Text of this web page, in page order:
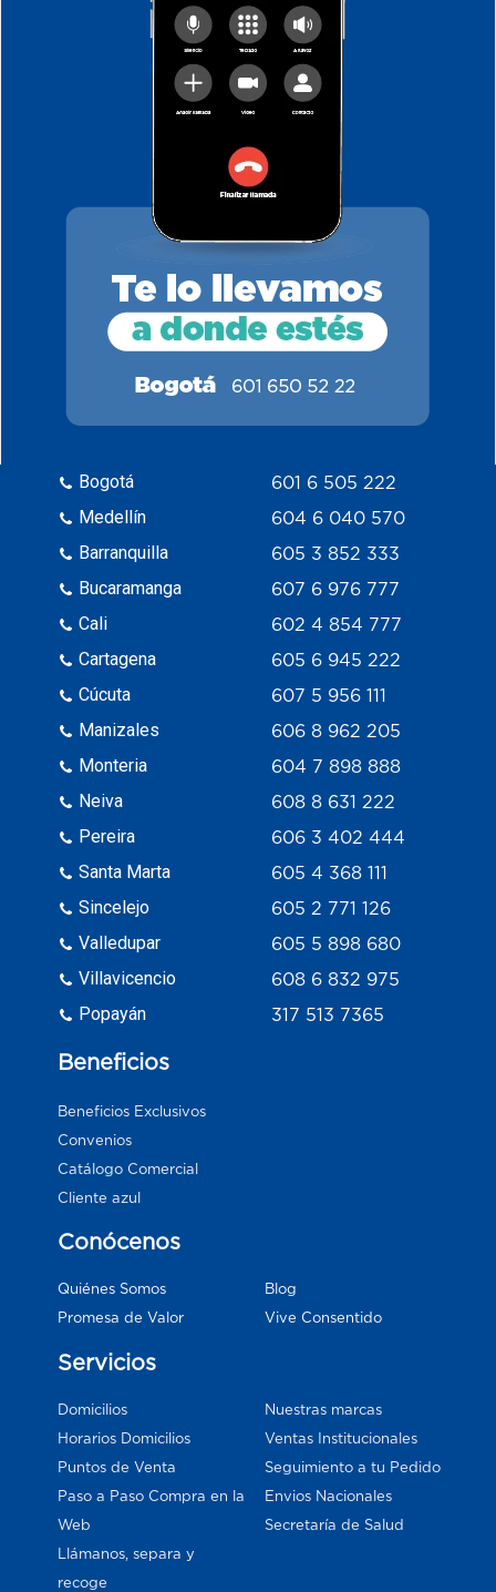
Bogotá
Medellín
Barranquilla
Bucaramanga
Cali
Cartagena
Cúcuta
Manizales
Monteria
Neiva
Pereira
Santa Marta
Sincelejo
Valledupar
Villavicencio
Popayán
601 6 505 222
604 6 040 570
605 3 852 333
607 6 976 777
602 4 854 777
605 6 945 222
607 5 956 111
606 8 962 205
604 7 898 888
608 8 631 222
606 3 402 444
605 4 368 111
605 2 771 126
605 5 898 680
608 6 832 975
317 513 7365
Beneficios
Beneficios Exclusivos
Convenios
Catálogo Comercial
Cliente azul
Conócenos
Quiénes Somos
Promesa de Valor
Blog
Vive Consentido
Servicios
Domicilios
Horarios Domicilios
Puntos de Venta
Paso a Paso Compra en la
Web
Llámanos, separa y
recoge
Nuestras marcas
Ventas Institucionales
Seguimiento a tu Pedido
Envios Nacionales
Secretaría de Salud